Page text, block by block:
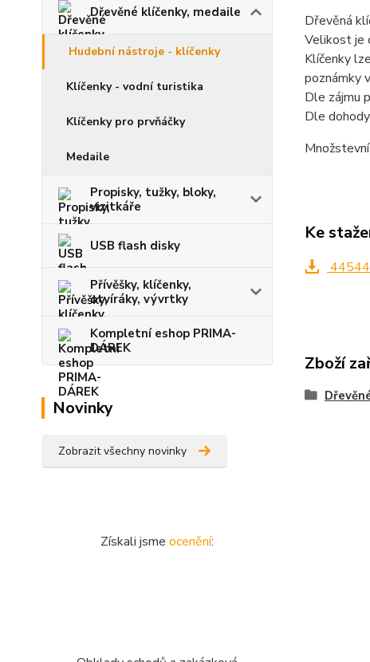
Dřevěné klíčenky, medaile
Hudební nástroje - klíčenky
Klíčenky - vodní turistika
Klíčenky pro prvňáčky
Medaile
Propisky, tužky, bloky,
vizitkáře
USB flash disky
Přívěšky, klíčenky,
otvíráky, vývrtky
Kompletní eshop PRIMA-
DÁREK
Novinky
Zobrazit všechny novinky
Získali jsme ocenění:
Dřevěná
Velikost je
Klíčenky
poznámky
Dle zájmu
Dle
Ke
Zboží